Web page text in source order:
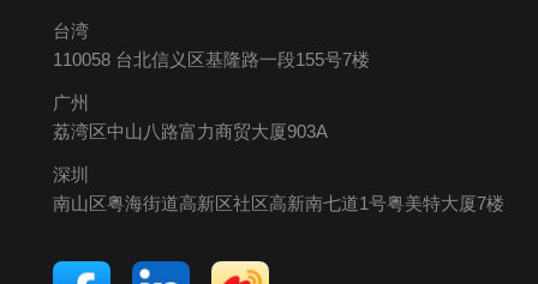
台湾
110058 台北信义区基隆路一段155号7楼
广州
荔湾区中山八路富力商贸大厦903A
深圳
南山区粤海街道高新区社区高新南七道1号粤美特大厦7楼